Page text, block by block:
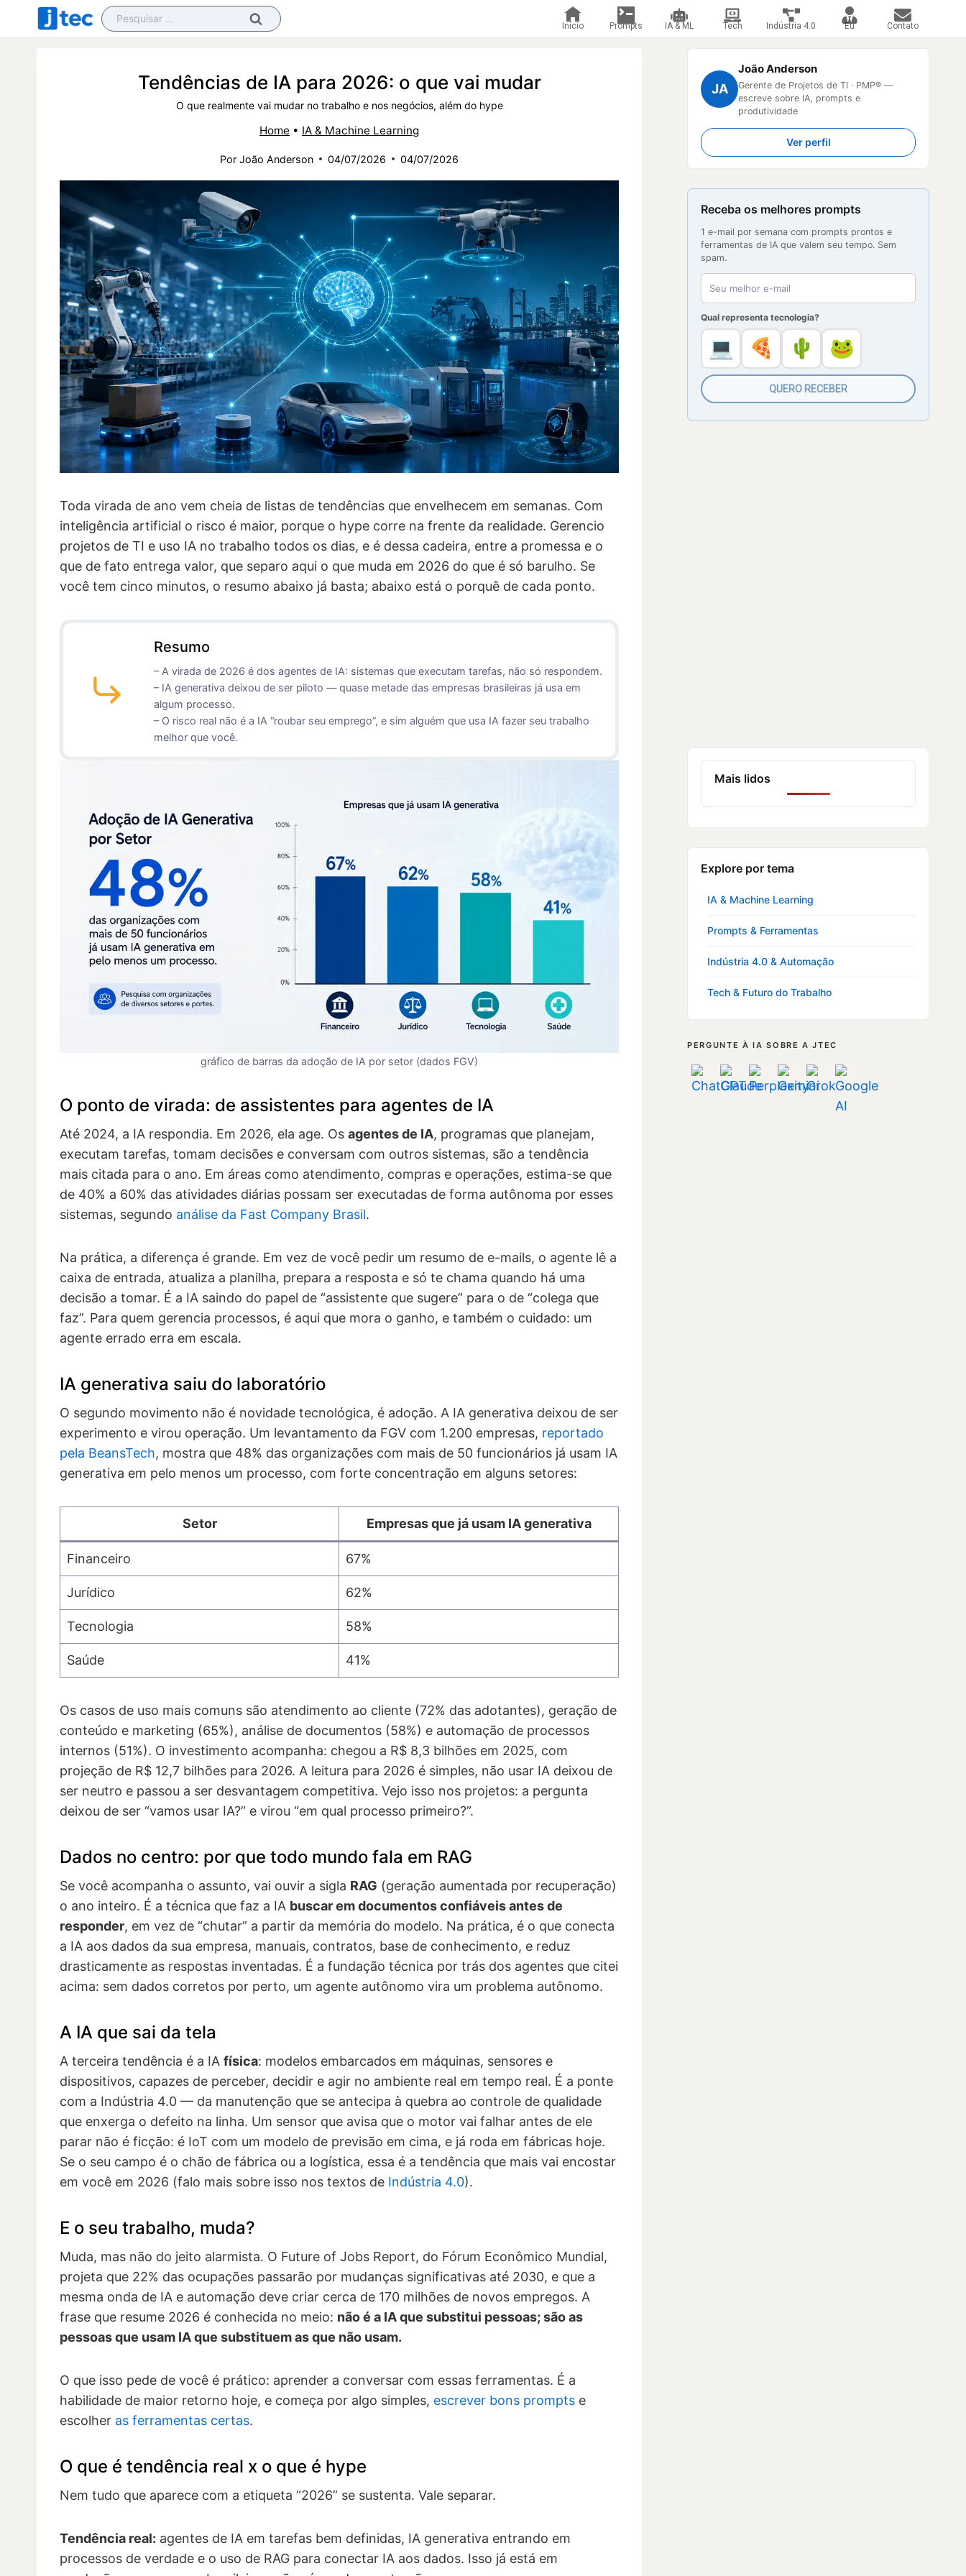
Pesquisar
por:
Início Prompts IA & ML Tech Indústria 4.0 Eu Contato
Tendências de IA para 2026: o que vai mudar
O que realmente vai mudar no trabalho e nos negócios, além do hype
Home • IA & Machine Learning
Por João Anderson 04/07/2026 04/07/2026
Toda virada de ano vem cheia de listas de tendências que envelhecem em semanas. Com
inteligência artificial o risco é maior, porque o hype corre na frente da realidade. Gerencio
projetos de TI e uso IA no trabalho todos os dias, e é dessa cadeira, entre a promessa e o
que de fato entrega valor, que separo aqui o que muda em 2026 do que é só barulho. Se
você tem cinco minutos, o resumo abaixo já basta; abaixo está o porquê de cada ponto.
Resumo
– A virada de 2026 é dos agentes de IA: sistemas que executam tarefas, não só respondem.
– IA generativa deixou de ser piloto — quase metade das empresas brasileiras já usa em
algum processo.
– O risco real não é a IA “roubar seu emprego”, e sim alguém que usa IA fazer seu trabalho
melhor que você.
gráfico de barras da adoção de IA por setor (dados FGV)
O ponto de virada: de assistentes para agentes de IA
Até 2024, a IA respondia. Em 2026, ela age. Os agentes de IA, programas que planejam,
executam tarefas, tomam decisões e conversam com outros sistemas, são a tendência
mais citada para o ano. Em áreas como atendimento, compras e operações, estima-se que
de 40% a 60% das atividades diárias possam ser executadas de forma autônoma por esses
sistemas, segundo análise da Fast Company Brasil.
Na prática, a diferença é grande. Em vez de você pedir um resumo de e-mails, o agente lê a
caixa de entrada, atualiza a planilha, prepara a resposta e só te chama quando há uma
decisão a tomar. É a IA saindo do papel de “assistente que sugere” para o de “colega que
faz”. Para quem gerencia processos, é aqui que mora o ganho, e também o cuidado: um
agente errado erra em escala.
IA generativa saiu do laboratório
O segundo movimento não é novidade tecnológica, é adoção. A IA generativa deixou de ser
experimento e virou operação. Um levantamento da FGV com 1.200 empresas, reportado
pela BeansTech, mostra que 48% das organizações com mais de 50 funcionários já usam IA
generativa em pelo menos um processo, com forte concentração em alguns setores:
Setor Empresas que já usam IA generativa
Financeiro 67%
Jurídico 62%
Tecnologia 58%
Saúde 41%
Os casos de uso mais comuns são atendimento ao cliente (72% das adotantes), geração de
conteúdo e marketing (65%), análise de documentos (58%) e automação de processos
internos (51%). O investimento acompanha: chegou a R$ 8,3 bilhões em 2025, com
projeção de R$ 12,7 bilhões para 2026. A leitura para 2026 é simples, não usar IA deixou de
ser neutro e passou a ser desvantagem competitiva. Vejo isso nos projetos: a pergunta
deixou de ser “vamos usar IA?” e virou “em qual processo primeiro?”.
Dados no centro: por que todo mundo fala em RAG
Se você acompanha o assunto, vai ouvir a sigla RAG (geração aumentada por recuperação)
o ano inteiro. É a técnica que faz a IA buscar em documentos confiáveis antes de
responder, em vez de “chutar” a partir da memória do modelo. Na prática, é o que conecta
a IA aos dados da sua empresa, manuais, contratos, base de conhecimento, e reduz
drasticamente as respostas inventadas. É a fundação técnica por trás dos agentes que citei
acima: sem dados corretos por perto, um agente autônomo vira um problema autônomo.
A IA que sai da tela
A terceira tendência é a IA física: modelos embarcados em máquinas, sensores e
dispositivos, capazes de perceber, decidir e agir no ambiente real em tempo real. É a ponte
com a Indústria 4.0 — da manutenção que se antecipa à quebra ao controle de qualidade
que enxerga o defeito na linha. Um sensor que avisa que o motor vai falhar antes de ele
parar não é ficção: é IoT com um modelo de previsão em cima, e já roda em fábricas hoje.
Se o seu campo é o chão de fábrica ou a logística, essa é a tendência que mais vai encostar
em você em 2026 (falo mais sobre isso nos textos de Indústria 4.0).
E o seu trabalho, muda?
Muda, mas não do jeito alarmista. O Future of Jobs Report, do Fórum Econômico Mundial,
projeta que 22% das ocupações passarão por mudanças significativas até 2030, e que a
mesma onda de IA e automação deve criar cerca de 170 milhões de novos empregos. A
frase que resume 2026 é conhecida no meio: não é a IA que substitui pessoas; são as
pessoas que usam IA que substituem as que não usam.
O que isso pede de você é prático: aprender a conversar com essas ferramentas. É a
habilidade de maior retorno hoje, e começa por algo simples, escrever bons prompts e
escolher as ferramentas certas.
O que é tendência real x o que é hype
Nem tudo que aparece com a etiqueta “2026” se sustenta. Vale separar.
Tendência real: agentes de IA em tarefas bem definidas, IA generativa entrando em
processos de verdade e o uso de RAG para conectar IA aos dados. Isso já está em
JA
João Anderson
Gerente de Projetos de TI · PMP® —
escreve sobre IA, prompts e
produtividade
Ver perfil
Receba os melhores prompts
1 e-mail por semana com prompts prontos e
ferramentas de IA que valem seu tempo. Sem
spam.
Qual representa tecnologia?
💻 🍕 🌵 🐸
QUERO RECEBER
Mais lidos
Explore por tema
IA & Machine Learning
Prompts & Ferramentas
Indústria 4.0 & Automação
Tech & Futuro do Trabalho
PERGUNTE À IA SOBRE A JTEC